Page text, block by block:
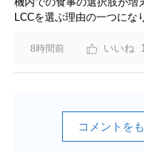
LCCを選ぶ理由の一つにな
8時間前
コメントを